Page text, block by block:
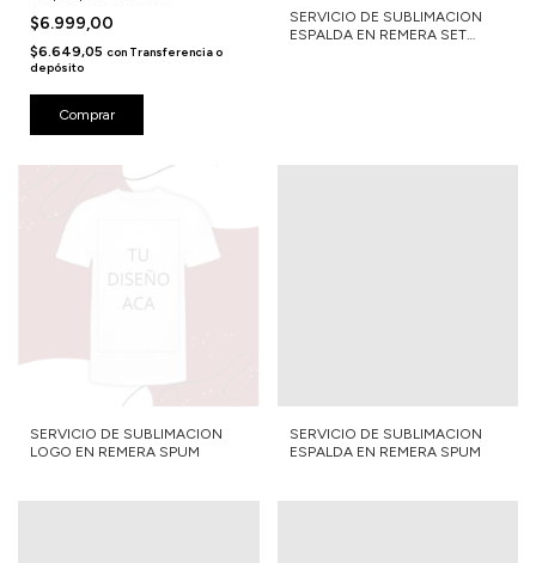
$6.999,00
$6.649,05 con Transferencia o
depósito
Comprar
SERVICIO DE SUBLIMACION
ESPALDA EN REMERA SET
SERVICIO DE SUBLIMACION
LOGO EN REMERA SPUM
SERVICIO DE SUBLIMACION
ESPALDA EN REMERA SPUM